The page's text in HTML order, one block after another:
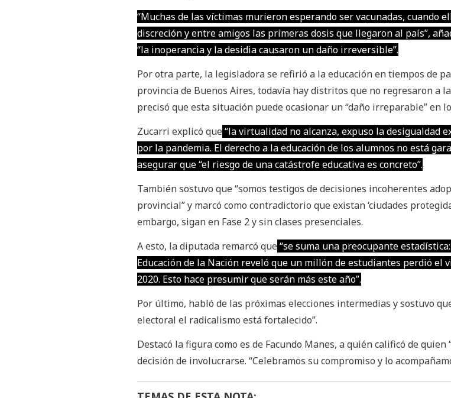
“Muchas de las víctimas murieron esperando ser vacunadas, cuando
discreción y entre amigos las primeras dosis que llegaron al país”,
“la inoperancia y la desidia causaron un daño irreversible”.
Por otra parte, la legisladora se refirió a la educación en tiempos de
provincia de Buenos Aires, todavía hay distritos que no regresaron a
precisó que esta situación puede ocasionar un “daño irreparable” en
Zucarri explicó que“la virtualidad no alcanza, expuso la desigualdad
por la pandemia. El derecho a la educación de los alumnos no está
asegurar que “el riesgo de una catástrofe educativa es concreto”.
También sostuvo que “somos testigos de decisiones incoherentes
provincial” y marcó como contradictorio que existan ‘ciudades
embargo, sigan en Fase 2 y sin clases presenciales.
A esto, la diputada remarcó que“se suma una preocupante
Educación de la Nación reveló que un millón de estudiantes perdió el
2020. Esto hace presumir que serán más este año”.
Por último, habló de las próximas elecciones intermedias y sostuvo
electoral el radicalismo está fortalecido”.
Destacó la figura como es de Facundo Manes, a quién calificó de
decisión de involucrarse. “Celebramos su compromiso y lo